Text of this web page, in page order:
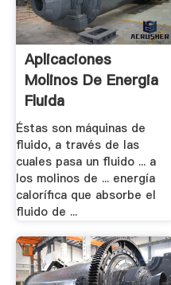
Aplicaciones
Molinos De Energia
Fluida
Éstas son máquinas de
fluido, a través de las
cuales pasa un fluido ... a
los molinos de ... energía
calorífica que absorbe el
fluido de ...